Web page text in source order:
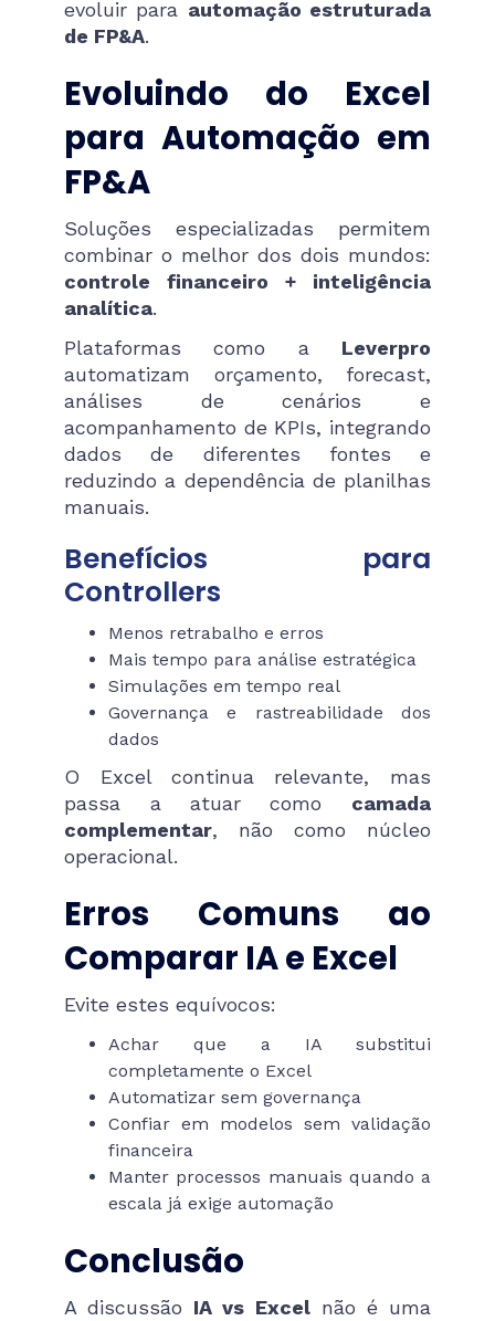
evoluir para automação estruturada
de FP&A.
Evoluindo do Excel
para Automação em
FP&A
Soluções especializadas permitem
combinar o melhor dos dois mundos:
controle financeiro + inteligência
analítica.
Plataformas como a Leverpro
automatizam orçamento, forecast,
análises de cenários e
acompanhamento de KPIs, integrando
dados de diferentes fontes e
reduzindo a dependência de planilhas
manuais.
Benefícios para
Controllers
Menos retrabalho e erros
Mais tempo para análise estratégica
Simulações em tempo real
Governança e rastreabilidade dos
dados
O Excel continua relevante, mas
passa a atuar como camada
complementar, não como núcleo
operacional.
Erros Comuns ao
Comparar IA e Excel
Evite estes equívocos:
Achar que a IA substitui
completamente o Excel
Automatizar sem governança
Confiar em modelos sem validação
financeira
Manter processos manuais quando a
escala já exige automação
Conclusão
A discussão IA vs Excelnão é uma